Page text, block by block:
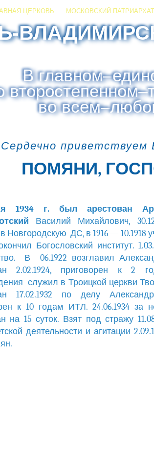
ЦЕРКОВЬ МОСКОВСКИЙ ПАТРИАРХАТ
В главном–
второстепенном–
во всем–
ПОМЯНИ,
1934 г. был арестован
Василий Михайлович,
Новгородскую ДС, в 1916 — 10.1918
Богословский институт.
В 06.1922 возглавил
2.02.1924, приговорен к 2
служил в Троицкой церкви
17.02.1932 по делу
к 10 годам ИТЛ. 24.06.1934 за
на 15 суток. Взят под стражу
деятельности и агитации